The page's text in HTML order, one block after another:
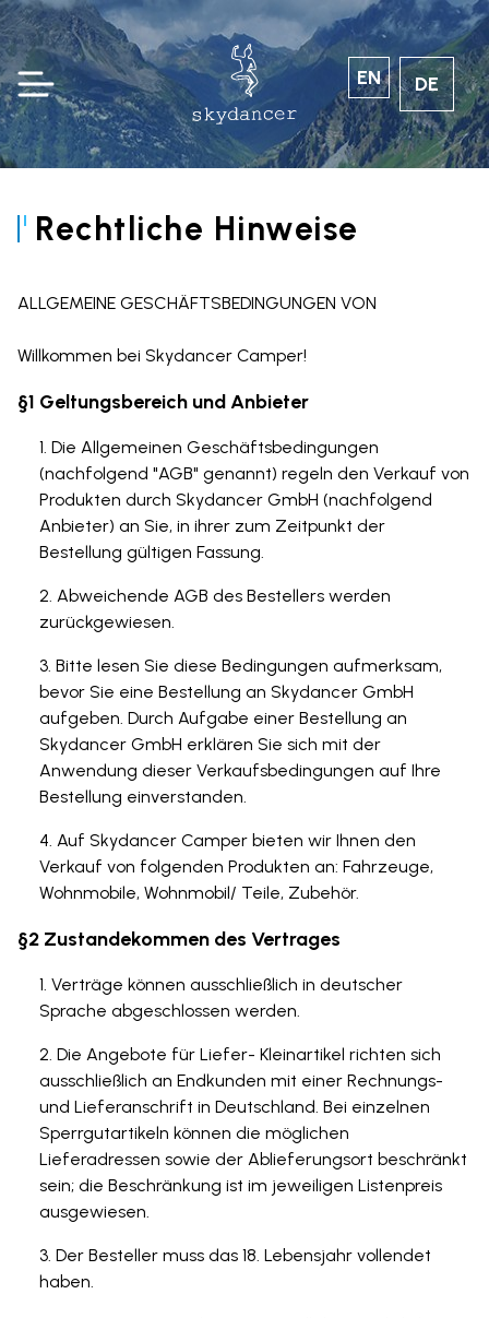
DE
EN
Rechtliche Hinweise
ALLGEMEINE GESCHÄFTSBEDINGUNGEN VON
Willkommen bei Skydancer Camper!
§1 Geltungsbereich und Anbieter
Die Allgemeinen Geschäftsbedingungen
(nachfolgend "AGB" genannt) regeln den Verkauf von
Produkten durch Skydancer GmbH (nachfolgend
Anbieter) an Sie, in ihrer zum Zeitpunkt der
Bestellung gültigen Fassung.
Abweichende AGB des Bestellers werden
zurückgewiesen.
Bitte lesen Sie diese Bedingungen aufmerksam,
bevor Sie eine Bestellung an Skydancer GmbH
aufgeben. Durch Aufgabe einer Bestellung an
Skydancer GmbH erklären Sie sich mit der
Anwendung dieser Verkaufsbedingungen auf Ihre
Bestellung einverstanden.
Auf Skydancer Camper bieten wir Ihnen den
Verkauf von folgenden Produkten an: Fahrzeuge,
Wohnmobile, Wohnmobil/ Teile, Zubehör.
§2 Zustandekommen des Vertrages
Verträge können ausschließlich in deutscher
Sprache abgeschlossen werden.
Die Angebote für Liefer- Kleinartikel richten sich
ausschließlich an Endkunden mit einer Rechnungs-
und Lieferanschrift in Deutschland. Bei einzelnen
Sperrgutartikeln können die möglichen
Lieferadressen sowie der Ablieferungsort beschränkt
sein; die Beschränkung ist im jeweiligen Listenpreis
ausgewiesen.
Der Besteller muss das 18. Lebensjahr vollendet
haben.